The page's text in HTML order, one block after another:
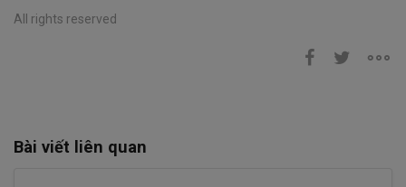
All rights reserved
Bài viết liên quan